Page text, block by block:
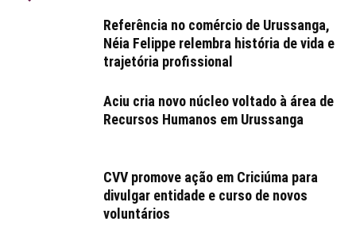
Referência no comércio de Urussanga,
Néia Felippe relembra história de vida e
trajetória profissional
Aciu cria novo núcleo voltado à área de
Recursos Humanos em Urussanga
CVV promove ação em Criciúma para
divulgar entidade e curso de novos
voluntários